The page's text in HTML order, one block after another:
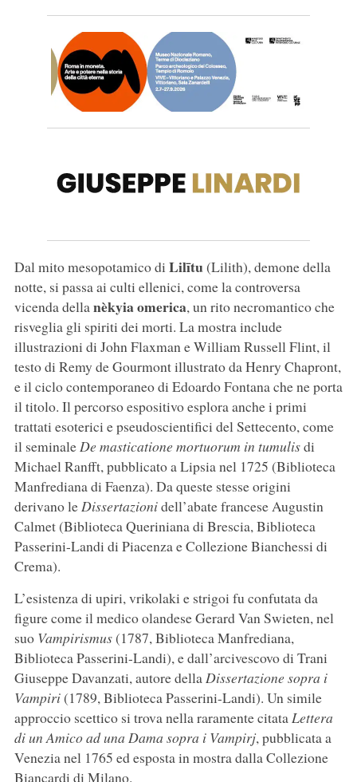
Dal mito mesopotamico di Lilītu(Lilith), demone della
notte, si passa ai culti ellenici, come la controversa
vicenda dellanèkyia omerica, un rito necromantico che
risveglia gli spiriti dei morti. La mostra include
illustrazioni di John Flaxman e William Russell Flint, il
testo di Remy de Gourmont illustrato da Henry Chapront,
e il ciclo contemporaneo di Edoardo Fontana che ne porta
il titolo. Il percorso espositivo esplora anche i primi
trattati esoterici e pseudoscientifici del Settecento, come
il seminaleDe masticatione mortuorum in tumulisdi
Michael Ranfft, pubblicato a Lipsia nel 1725 (Biblioteca
Manfrediana di Faenza). Da queste stesse origini
derivano leDissertazionidell’abate francese Augustin
Calmet (Biblioteca Queriniana di Brescia, Biblioteca
Passerini-Landi di Piacenza e Collezione Bianchessi di
Crema).
L’esistenza di upiri, vrikolaki e strigoi fu confutata da
figure come il medico olandese Gerard Van Swieten, nel
suo Vampirismus(1787, Biblioteca Manfrediana,
Biblioteca Passerini-Landi), e dall’arcivescovo di Trani
Giuseppe Davanzati, autore dellaDissertazione sopra i
Vampiri(1789, Biblioteca Passerini-Landi). Un simile
approccio scettico si trova nella raramente citataLettera
di un Amico ad una Dama sopra i Vampirj, pubblicata a
Venezia nel 1765 ed esposta in mostra dalla Collezione
Biancardi di Milano.